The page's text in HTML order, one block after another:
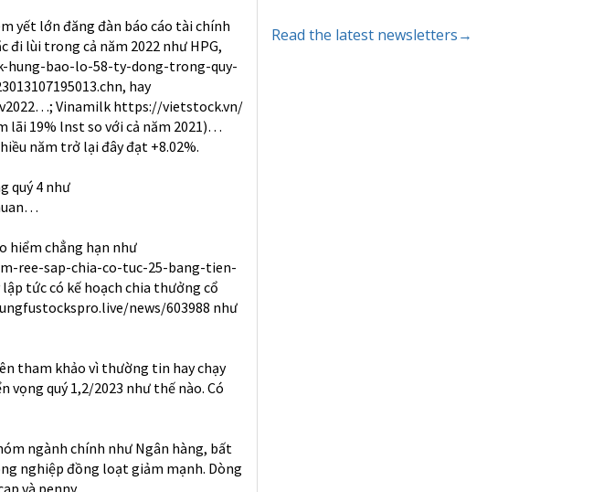
yết lớn đăng đàn báo cáo tài chính
đi lùi trong cả năm 2022 như HPG,
hung-bao-lo-58-ty-dong-trong-quy-
, hay
; Vinamilk https://vietstock.vn/
lãi 19% lnst so với cả năm 2021)…
năm trở lại đây đạt +8.02%.
quý 4 như
hiểm chẳng hạn như
ree-sap-chia-co-tuc-25-bang-tien-
tức có kế hoạch chia thưởng cổ
news/603988 như
tham khảo vì thường tin hay chạy
quý 1,2/2023 như thế nào. Có
ngành chính như Ngân hàng, bất
nghiệp đồng loạt giảm mạnh. Dòng
và penny.
Read the latest newsletters→